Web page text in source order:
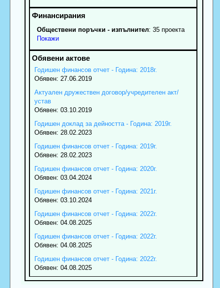
Обществени поръчки - изпълнител: 35 проекта
Покажи
Годишен финансов отчет - Година: 2018г.
Обявен: 27.06.2019
Актуален дружествен договор/учредителен акт/
устав
Обявен: 03.10.2019
Годишен доклад за дейността - Година: 2019г.
Обявен: 28.02.2023
Годишен финансов отчет - Година: 2019г.
Обявен: 28.02.2023
Годишен финансов отчет - Година: 2020г.
Обявен: 03.04.2024
Годишен финансов отчет - Година: 2021г.
Обявен: 03.10.2024
Годишен финансов отчет - Година: 2022г.
Обявен: 04.08.2025
Годишен финансов отчет - Година: 2022г.
Обявен: 04.08.2025
Годишен финансов отчет - Година: 2022г.
Обявен: 04.08.2025